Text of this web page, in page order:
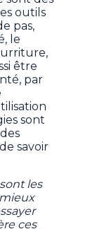
outils
pas,
le
être
par
sont
savoir
les
ces